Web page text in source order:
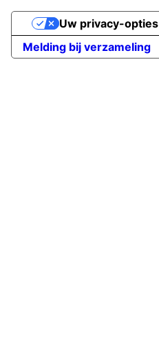
Melding bij verzameling
Uw privacy-opties